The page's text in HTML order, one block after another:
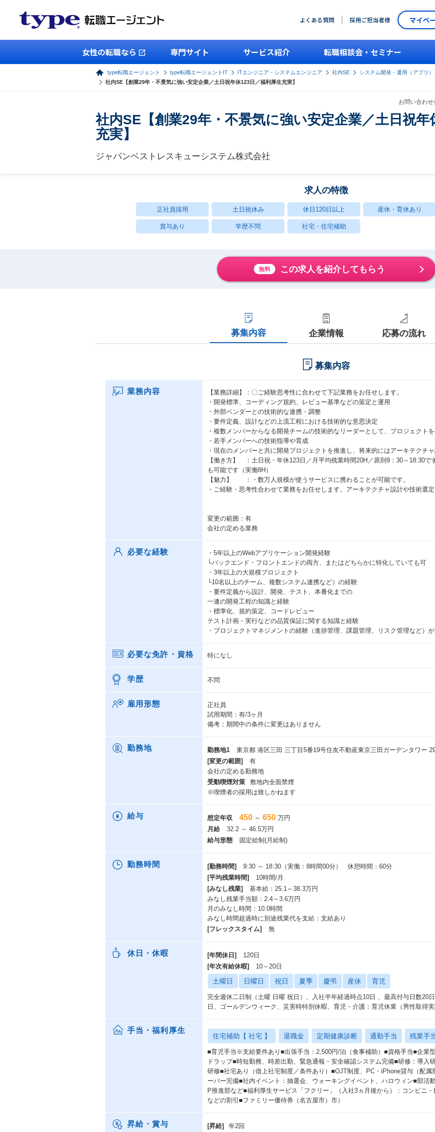
よくある質問 採用ご担当者様 マイペ
女性の転職なら 専門サイト サービス紹介 転職相談会・セミナー
type転職エージェント type転職エージェントIT ITエンジニア・システムエンジニア 社内SE
システム開発・運用（アプリ）
社内SE【創業29年・不景気に強い安定企業／土日祝年休123日／福利厚生充実】
お問い合わ
社内SE【創業29年・不景気に強い安定企業／土日祝
充実】
ジャパンベストレスキューシステム株式会社
求人の特徴
正社員採用 土日祝休み 休日120日以上 産休・育休あり
賞与あり 学歴不問 社宅・住宅補助
無料 この求人を紹介してもらう
募集内容 企業情報 応募の流れ
募集内容
業務内容
【業務詳細】：〇ご経験思考性に合わせて下記業務をお任せします。
・開発標準、コーディング規約、レビュー基準などの策定と運用
・外部ベンダーとの技術的な連携・調整
・要件定義、設計などの上流工程における技術的な意思決定
・複数メンバーからなる開発チームの技術的なリーダーとして、プロジェクト
・若手メンバーへの技術指導や育成
・現在のメンバーと共に開発プロジェクトを推進し、将来的にはアーキテクチ
【働き方】 ：土日祝・年休123日／月平均残業時間20H／原則9：30～18:30で
も可能です（実働8H）
【魅力】 ：・数万人規模が使うサービスに携わることが可能です。
・ご経験・思考性合わせて業務をお任せします。アーキテクチャ設計や技術選
変更の範囲：有
会社の定める業務
必要な経験
・5年以上のWebアプリケーション開発経験
└バックエンド・フロントエンドの両方、またはどちらかに特化していても可
・3年以上の大規模プロジェクト
└10名以上のチーム、複数システム連携など）の経験
・要件定義から設計、開発、テスト、本番化までの
一連の開発工程の知識と経験
・標準化、規約策定、コードレビュー
テスト計画・実行などの品質保証に関する知識と経験
・プロジェクトマネジメントの経験（進捗管理、課題管理、リスク管理など）
必要な免許・資格 特になし
学歴 不問
雇用形態
正社員
試用期間：有/3ヶ月
備考：期間中の条件に変更はありません
勤務地 勤務地1
東京都 港区三田 三丁目5番19号住友不動産東京三田ガーデンタワー
[変更の範囲]
有
会社の定める勤務地
受動喫煙対策
敷地内全面禁煙
※喫煙者の採用は致しかねます
給与 想定年収 450 ～ 650 万円
月給
32.2 ～ 46.5万円
給与形態
固定給制(月給制)
勤務時間 [勤務時間]
9:30 ～ 18:30（実働：8時間00分） 休憩時間：60分
[平均残業時間]
10時間/月
[みなし残業]
基本給：25.1～38.3万円
みなし残業手当額：2.4～3.6万円
月のみなし時間：10.0時間
みなし時間超過時に別途残業代を支給：支給あり
[フレックスタイム]
無
休日・休暇 [年間休日]
120日
[年次有給休暇]
10～20日
土曜日 日曜日 祝日 夏季 慶弔 産休 育児
完全週休二日制（土曜 日曜 祝日）、入社半年経過時点10日 、最高付与日数20
日、ゴールデンウィーク、災害時特別休暇、育児・介護：育児休業（男性取得
手当・福利厚生
住宅補助【 社宅 】 退職金 定期健康診断 通勤手当 残業手
■育児手当※支給要件あり■出張手当：2,500円/泊（食事補助）■資格手当■企業
ドラップ■時短勤務、時差出勤、緊急通報・安全確認システム完備■研修：導入
研修■社宅あり（借上社宅制度／条件あり）■OJT制度、PC・iPhone貸与（配
ーバー完備■社内イベント：抽選会、ウォーキングイベント、ハロウィン■部活
P推進部など■福利厚生サービス「フクリー」（入社3ヵ月後から）：コンビニ
などの割引■ファミリー優待券（名古屋市）市）
昇給・賞与 [昇給]
年2回